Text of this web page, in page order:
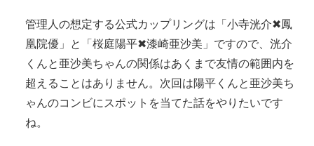
管理人の想定する公式カップリングは「小寺洸介✖鳳
凰院優」と「桜庭陽平✖漆崎亜沙美」ですので、洸介
くんと亜沙美ちゃんの関係はあくまで友情の範囲内を
超えることはありません。次回は陽平くんと亜沙美ち
ゃんのコンビにスポットを当てた話をやりたいです
ね。